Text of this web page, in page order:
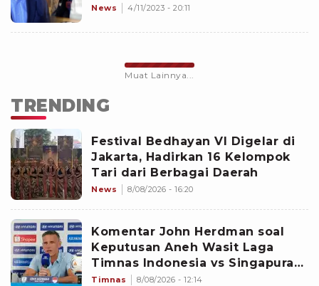
News 4/11/2023 - 20:11
Muat Lainnya...
TRENDING
Festival Bedhayan VI Digelar di
Jakarta, Hadirkan 16 Kelompok
Tari dari Berbagai Daerah
News 8/08/2026 - 16:20
Komentar John Herdman soal
Keputusan Aneh Wasit Laga
Timnas Indonesia vs Singapura
di Piala AFF 2026: Percuma
Timnas 8/08/2026 - 12:14